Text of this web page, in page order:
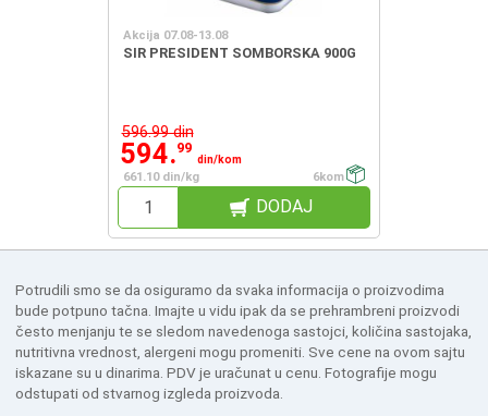
Akcija 07.08-13.08
SIR PRESIDENT SOMBORSKA 900G
596.99 din
594.99
din/kom
661.10 din/kg
6kom
DODAJ
Potrudili smo se da osiguramo da svaka informacija o proizvodima
bude potpuno tačna. Imajte u vidu ipak da se prehrambreni proizvodi
često menjanju te se sledom navedenoga sastojci, količina sastojaka,
nutritivna vrednost, alergeni mogu promeniti. Sve cene na ovom sajtu
iskazane su u dinarima. PDV je uračunat u cenu. Fotografije mogu
odstupati od stvarnog izgleda proizvoda.